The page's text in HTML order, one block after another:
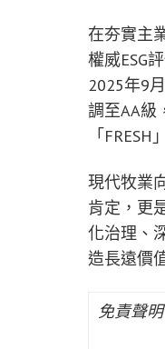
在夯實主
權威ESG
2025年9
調至AA級
「
現代牧業
肯定，更
化治理、
造長遠價
免責聲明